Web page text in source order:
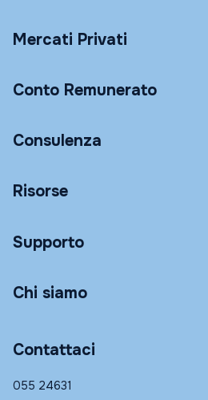
Mercati Privati
Conto Remunerato
Consulenza
Risorse
Supporto
Chi siamo
Contattaci
055 24631